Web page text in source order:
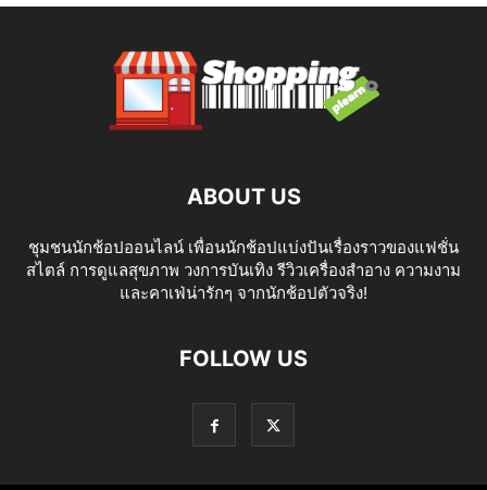
ABOUT US
ชุมชนนักช้อปออนไลน์ เพื่อนนักช้อปแบ่งปันเรื่องราวของแฟชั่น
สไตล์ การดูแลสุขภาพ วงการบันเทิง รีวิวเครื่องสำอาง ความงาม
และคาเฟ่น่ารักๆ จากนักช้อปตัวจริง!
FOLLOW US